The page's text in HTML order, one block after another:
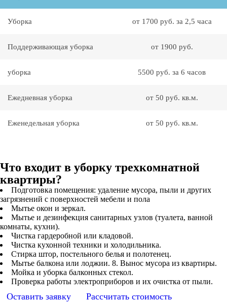
Уборка от 1700 руб. за 2,5 часа
Поддерживающая уборка от 1900 руб.
уборка 5500 руб. за 6 часов
Ежедневная уборка от 50 руб. кв.м.
Еженедельная уборка от 50 руб. кв.м.
Что входит в уборку трехкомнатной
квартиры?
Подготовка помещения: удаление мусора, пыли и других
загрязнений с поверхностей мебели и пола
Мытье окон и зеркал.
Мытье и дезинфекция санитарных узлов (туалета, ванной
комнаты, кухни).
Чистка гардеробной или кладовой.
Чистка кухонной техники и холодильника.
Стирка штор, постельного белья и полотенец.
Мытье балкона или лоджии. 8. Вынос мусора из квартиры.
Мойка и уборка балконных стекол.
Проверка работы электроприборов и их очистка от пыли.
Оставить заявку Рассчитать стоимость